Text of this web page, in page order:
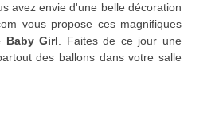
avez envie d'une belle décoration
vous propose ces magnifiques
Baby Girl . Faites de ce jour une
des ballons dans votre salle